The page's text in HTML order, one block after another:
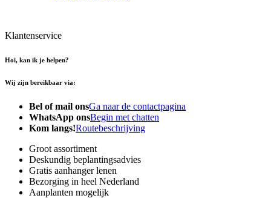
Klantenservice
Hoi, kan ik je helpen?
Wij zijn bereikbaar via:
Bel of mail onsGa naar de contactpagina
WhatsApp onsBegin met chatten
Kom langs!Routebeschrijving
Groot assortiment
Deskundig beplantingsadvies
Gratis aanhanger lenen
Bezorging in heel Nederland
Aanplanten mogelijk